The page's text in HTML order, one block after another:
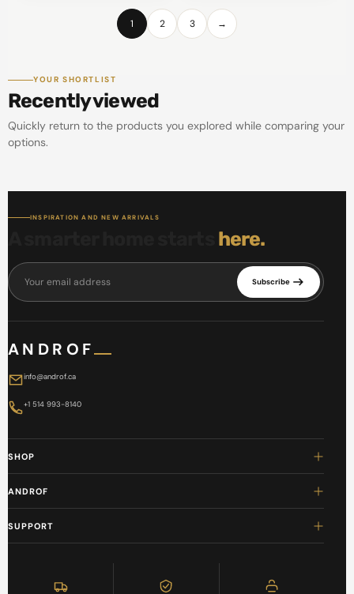
1 2 3 →
YOUR SHORTLIST
Recently viewed
Quickly return to the products you explored while comparing your
options.
INSPIRATION AND NEW ARRIVALS
here.
Your email address Subscribe
ANDROF
info@androf.ca
+1 514 993-8140
SHOP
ANDROF
SUPPORT